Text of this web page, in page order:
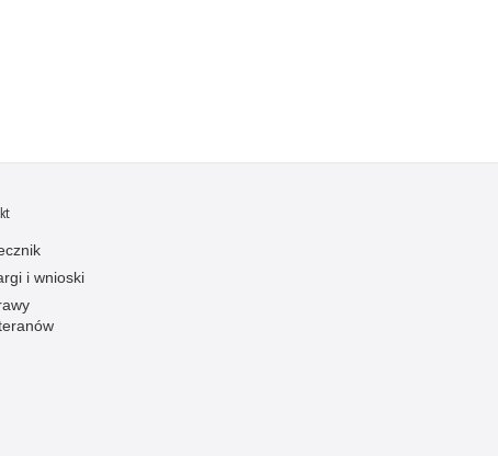
Napady na tiry
Nielegalny handel farmaceutykami
Nietrzeźwi kierujący
Nietrzeźwi opiekunowie
i wnioski